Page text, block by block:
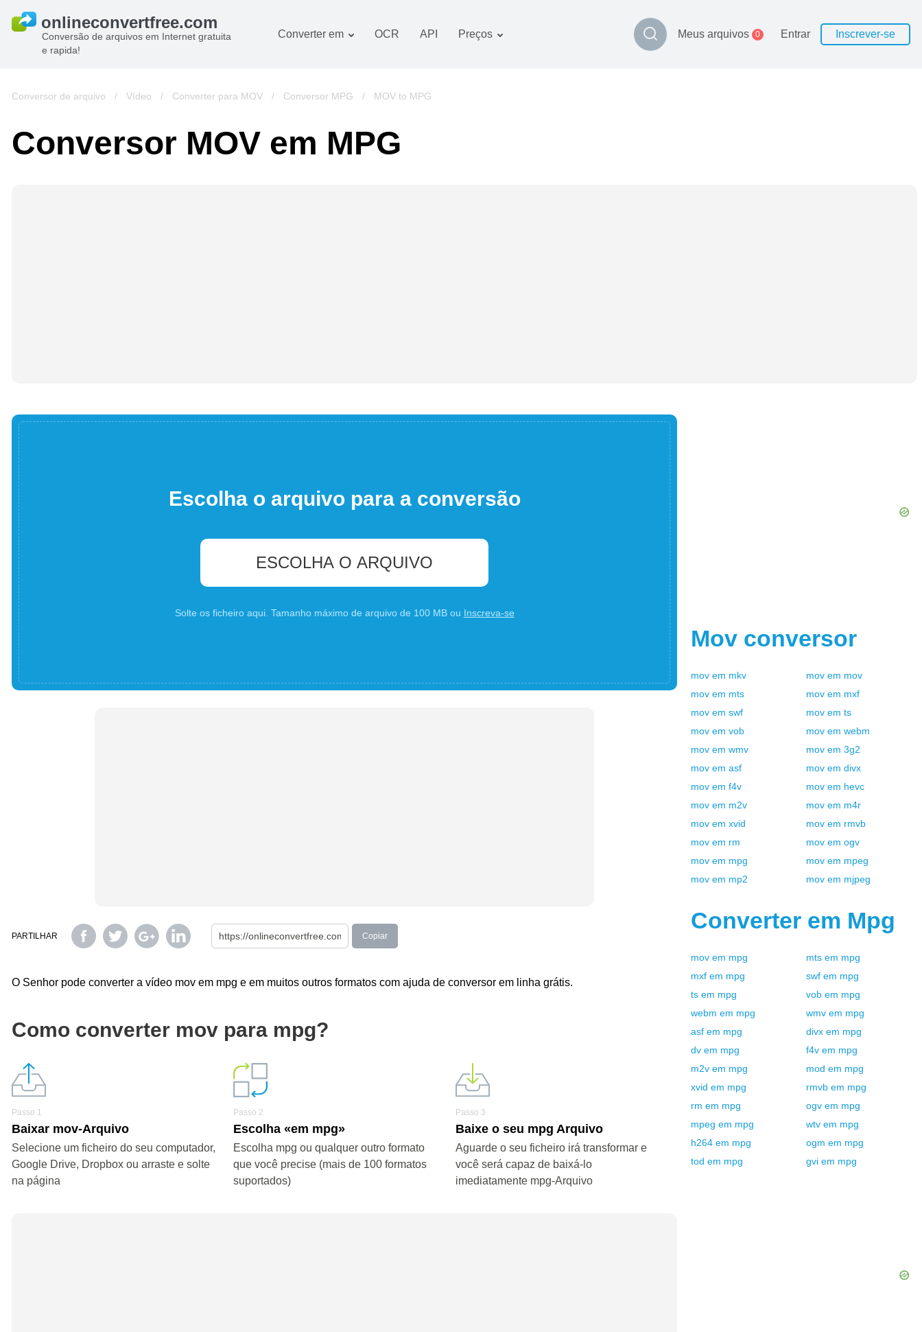
Conversão de arquivos em Internet gratuita
e rapida!
Converter em
Imagem conversor
Books conversor
OCR API Preços Meus arquivos 0 Entrar Inscrever-se
Conversor de arquivo / Vídeo / Converter para MOV / Conversor MPG / MOV to MPG
Conversor MOV em MPG
Escolha o arquivo para a conversão
ESCOLHA O ARQUIVO
Solte os ficheiro aqui. Tamanho máximo de arquivo de 100 MB ou Inscreva-se
PARTILHAR Copiar
O Senhor pode converter a vídeo mov em mpg e em muitos outros formatos com ajuda de conversor em linha grátis.
Como converter mov para mpg?
Passo 1
Baixar mov-Arquivo
Selecione um ficheiro do seu computador,
Google Drive, Dropbox ou arraste e solte
na página
Passo 2
Escolha «em mpg»
Escolha mpg ou qualquer outro formato
que você precise (mais de 100 formatos
suportados)
Passo 3
Baixe o seu mpg Arquivo
Aguarde o seu ficheiro irá transformar e
você será capaz de baixá-lo
imediatamente mpg-Arquivo
Mov conversor
mov em mkv mov em mov
mov em mts mov em mxf
mov em swf mov em ts
mov em vob mov em webm
mov em wmv mov em 3g2
mov em asf mov em divx
mov em f4v mov em hevc
mov em m2v mov em m4r
mov em xvid mov em rmvb
mov em rm mov em ogv
mov em mpg mov em mpeg
mov em mp2 mov em mjpeg
Converter em Mpg
mov em mpg mts em mpg
mxf em mpg swf em mpg
ts em mpg vob em mpg
webm em mpg wmv em mpg
asf em mpg divx em mpg
dv em mpg f4v em mpg
m2v em mpg mod em mpg
xvid em mpg rmvb em mpg
rm em mpg ogv em mpg
mpeg em mpg wtv em mpg
h264 em mpg ogm em mpg
tod em mpg gvi em mpg